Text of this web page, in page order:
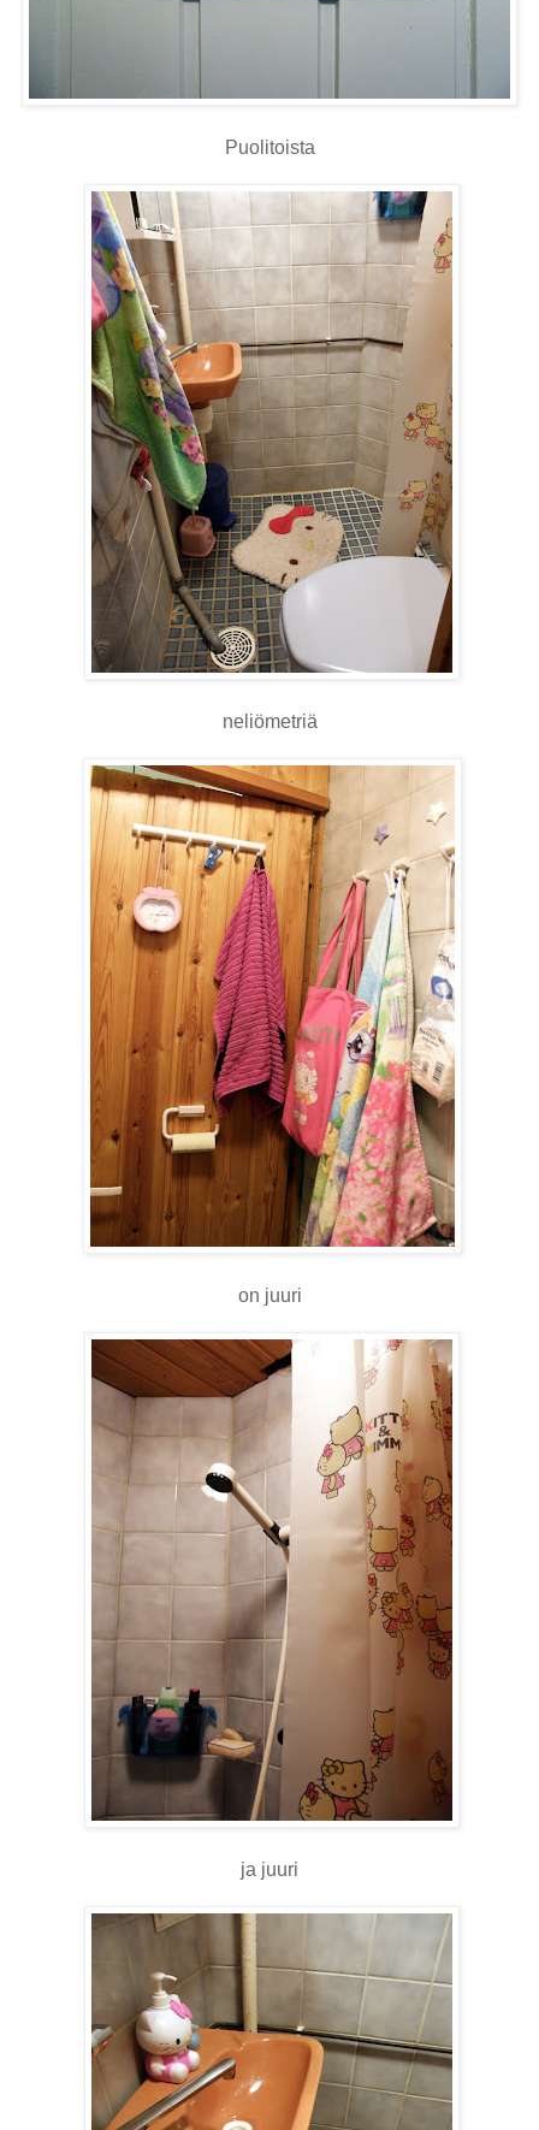
Puolitoista
neliömetriä
on juuri
ja juuri